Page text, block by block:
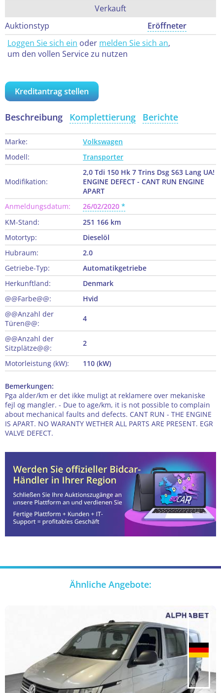
Verkauft
Auktionstyp
Eröffneter
Loggen Sie sich ein oder melden Sie sich an,
um den vollen Service zu nutzen
Kreditantrag stellen
Beschreibung Komplettierung Berichte
Marke:
Volkswagen
Modell:
Transporter
Modifikation:
2,0 Tdi 150 Hk 7 Trins Dsg S63 Lang UA!
ENGINE DEFECT - CANT RUN ENGINE
APART
Anmeldungsdatum:
26/02/2020
KM-Stand:
251 166 km
Motortyp:
Dieselöl
Hubraum:
2.0
Getriebe-Typ:
Automatikgetriebe
Herkunftland:
Denmark
@@Farbe@@:
Hvid
@@Anzahl der
Türen@@:
4
@@Anzahl der
Sitzplätze@@:
2
Motorleistung (kW): 110 (kW)
Bemerkungen:
Pga alder/km er det ikke muligt at reklamere over mekaniske
fejl og mangler. - Due to age/km, it is not possible to complain
about mechanical faults and defects. CANT RUN - THE ENGINE
IS APART. NO WARANTY WETHER ALL PARTS ARE PRESENT. EGR
VALVE DEFECT.
Ähnliche Angebote: